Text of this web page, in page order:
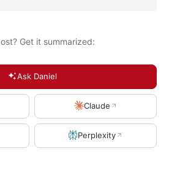
Get it summarized:
Ask Daniel
Claude
Perplexity